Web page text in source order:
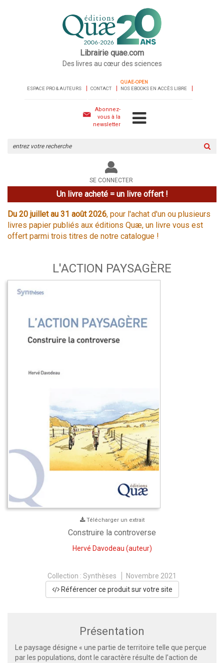
Librairie quae.com
Des livres au cœur des sciences
ESPACE PRO & AUTEURS CONTACT
QUAE-OPEN
NOS EBOOKS EN ACCÈS LIBRE
Abonnez-
vous à la
newsletter
le
site
SE CONNECTER
Un livre acheté = un livre offert !
Du 20 juillet au 31 août 2026, pour l'achat d'un ou plusieurs
livres papier publiés aux éditions Quæ, un livre vous est
offert parmi trois titres de notre catalogue !
L'ACTION PAYSAGÈRE
Télécharger un extrait
Construire la controverse
Hervé Davodeau (auteur)
Collection : Synthèses
Novembre 2021
Référencer ce produit sur votre site
Présentation
Le paysage désigne « une partie de territoire telle que perçue
par les populations, dont le caractère résulte de l’action de